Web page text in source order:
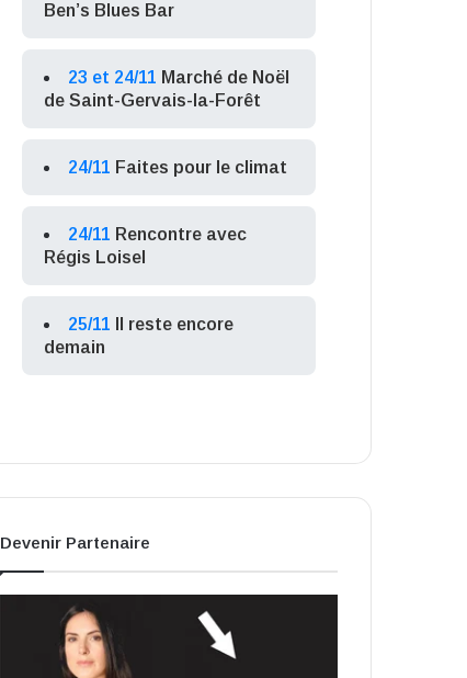
Ben’s Blues Bar
23 et 24/11 Marché de Noël
de Saint-Gervais-la-Forêt
24/11 Faites pour le climat
24/11 Rencontre avec
Régis Loisel
25/11
Il reste encore
demain
Devenir Partenaire